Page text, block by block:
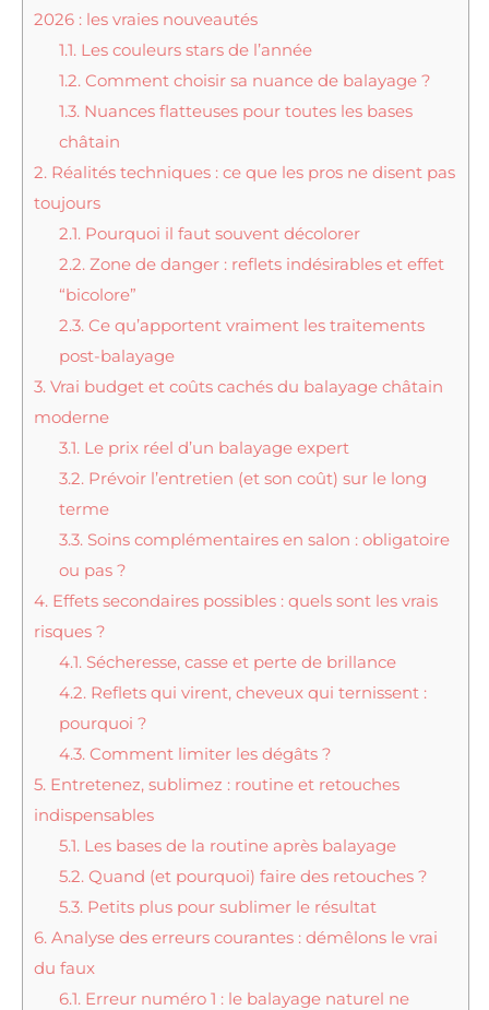
2026 : les vraies nouveautés
1.1. Les couleurs stars de l’année
1.2. Comment choisir sa nuance de balayage ?
1.3. Nuances flatteuses pour toutes les bases
châtain
2. Réalités techniques : ce que les pros ne disent pas
toujours
2.1. Pourquoi il faut souvent décolorer
2.2. Zone de danger : reflets indésirables et effet
“bicolore”
2.3. Ce qu’apportent vraiment les traitements
post-balayage
3. Vrai budget et coûts cachés du balayage châtain
moderne
3.1. Le prix réel d’un balayage expert
3.2. Prévoir l’entretien (et son coût) sur le long
terme
3.3. Soins complémentaires en salon : obligatoire
ou pas ?
4. Effets secondaires possibles : quels sont les vrais
risques ?
4.1. Sécheresse, casse et perte de brillance
4.2. Reflets qui virent, cheveux qui ternissent :
pourquoi ?
4.3. Comment limiter les dégâts ?
5. Entretenez, sublimez : routine et retouches
indispensables
5.1. Les bases de la routine après balayage
5.2. Quand (et pourquoi) faire des retouches ?
5.3. Petits plus pour sublimer le résultat
6. Analyse des erreurs courantes : démêlons le vrai
du faux
6.1. Erreur numéro 1 : le balayage naturel ne